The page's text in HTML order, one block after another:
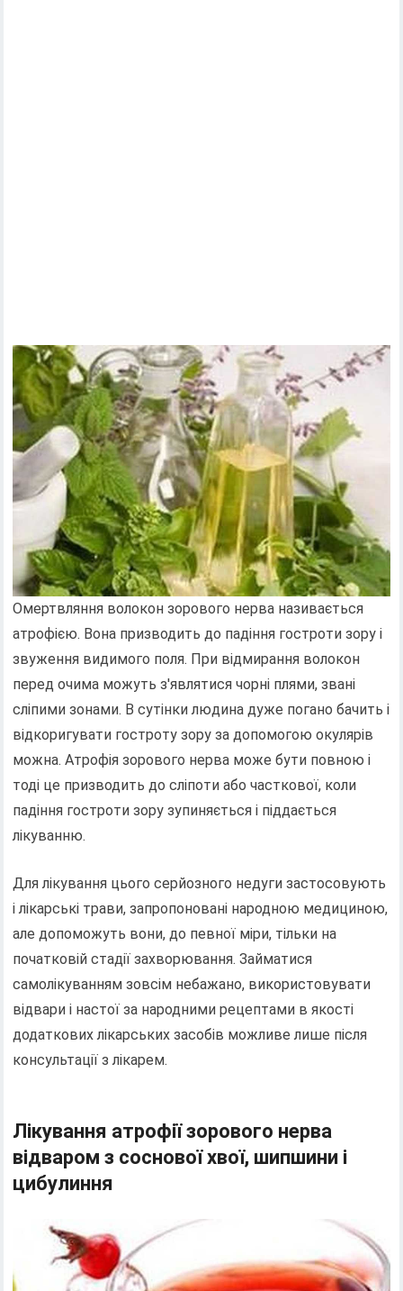
Омертвляння волокон зорового нерва називається
атрофією. Вона призводить до падіння гостроти зору і
звуження видимого поля. При відмирання волокон
перед очима можуть з'являтися чорні плями, звані
сліпими зонами. В сутінки людина дуже погано бачить і
відкоригувати гостроту зору за допомогою окулярів
можна. Атрофія зорового нерва може бути повною і
тоді це призводить до сліпоти або часткової, коли
падіння гостроти зору зупиняється і піддається
лікуванню.
Для лікування цього серйозного недуги застосовують
і лікарські трави, запропоновані народною медициною,
але допоможуть вони, до певної міри, тільки на
початковій стадії захворювання. Займатися
самолікуванням зовсім небажано, використовувати
відвари і настої за народними рецептами в якості
додаткових лікарських засобів можливе лише після
консультації з лікарем.
Лікування атрофії зорового нерва
відваром з соснової хвої, шипшини і
цибулиння